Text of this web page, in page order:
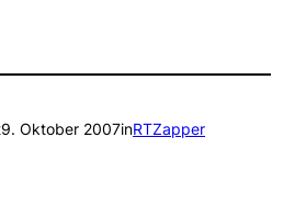
9. Oktober 2007inRTZapper